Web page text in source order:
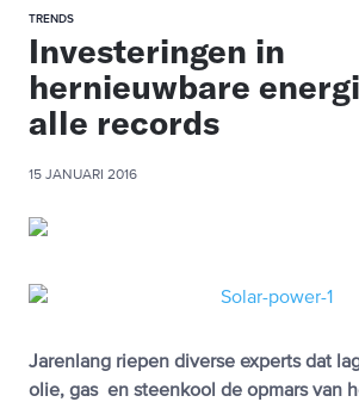
TRENDS
Investeringen in
hernieuwbare
alle records
15 JANUARI 2016
Jarenlang riepen diverse experts dat
olie, gas en steenkool de opmars van